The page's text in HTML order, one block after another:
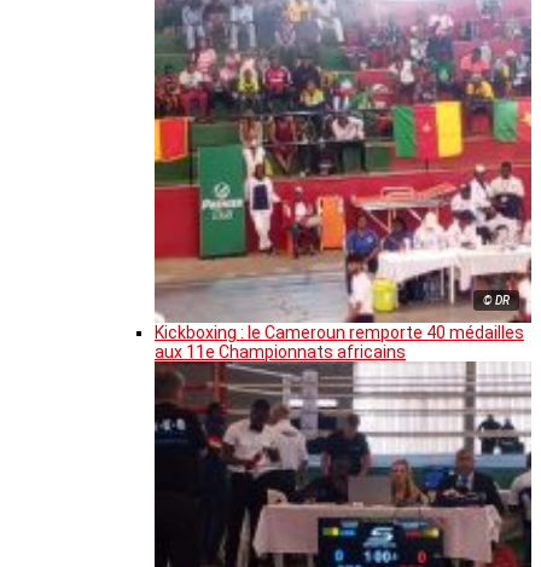
© DR
Kickboxing : le Cameroun remporte 40 médailles
aux 11e Championnats africains